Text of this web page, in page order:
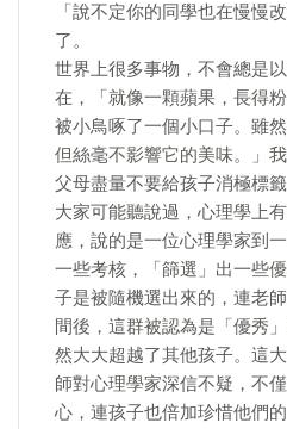
「說不定你的同學也在慢慢
了。
世界上很多事物，不會總是
在，「就像一顆蘋果，長得
被小鳥啄了一個小口子。雖
但絲毫不影響它的美味。」我
父母盡量不要給孩子消極標
大家可能聽說過，心理學上
應，說的是一位心理學家到
一些考核，「篩選」出一些
子是被隨機選出來的，連老
間後，這群被認為是「優秀
然大大超越了其他孩子。這
師對心理學家深信不疑，不
心，連孩子也倍加珍惜他們